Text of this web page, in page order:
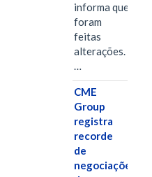
informa que
foram
feitas
alterações.
…
CME
Group
registra
recorde
de
negociações